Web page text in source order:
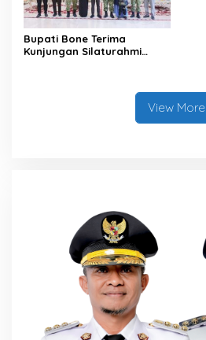
Bupati Bone Terima
Kunjungan Silaturahmi
View More